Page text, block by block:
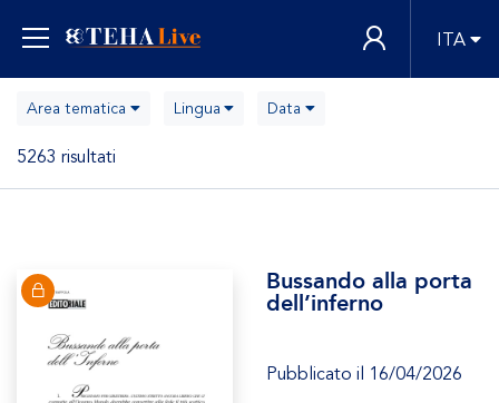
ITA
Area tematica Lingua Data
5263 risultati
Bussando alla porta
dell’inferno
Pubblicato il 16/04/2026